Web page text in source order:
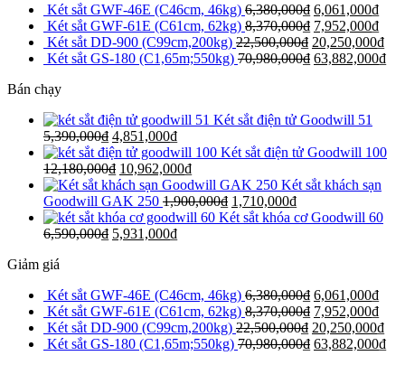
Két sắt GWF-46E (C46cm, 46kg) 6,380,000₫ 6,061,000₫
Két sắt GWF-61E (C61cm, 62kg) 8,370,000₫ 7,952,000₫
Két sắt DD-900 (C99cm,200kg) 22,500,000₫ 20,250,000₫
Két sắt GS-180 (C1,65m;550kg) 70,980,000₫ 63,882,000₫
Bán chạy
Két sắt điện tử Goodwill 51
5,390,000₫ 4,851,000₫
Két sắt điện tử Goodwill 100
12,180,000₫ 10,962,000₫
Két sắt khách sạn
Goodwill GAK 250 1,900,000₫ 1,710,000₫
Két sắt khóa cơ Goodwill 60
6,590,000₫ 5,931,000₫
Giảm giá
Két sắt GWF-46E (C46cm, 46kg) 6,380,000₫ 6,061,000₫
Két sắt GWF-61E (C61cm, 62kg) 8,370,000₫ 7,952,000₫
Két sắt DD-900 (C99cm,200kg) 22,500,000₫ 20,250,000₫
Két sắt GS-180 (C1,65m;550kg) 70,980,000₫ 63,882,000₫